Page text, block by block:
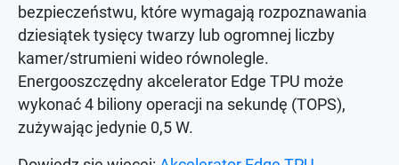
bezpieczeństwu, które wymagają rozpoznawania
dziesiątek tysięcy twarzy lub ogromnej liczby
kamer/strumieni wideo równolegle.
Energooszczędny akcelerator Edge TPU może
wykonać 4 biliony operacji na sekundę (TOPS),
zużywając jedynie 0,5 W.